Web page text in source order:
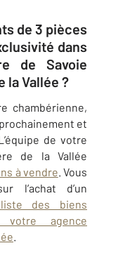
de 3 pièces
dans
de Savoie
la Vallée ?
chambérienne,
et
de votre
de la Vallée
à vendre. Vous
l’achat d’un
des biens
agence
.